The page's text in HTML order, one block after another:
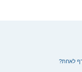
לאחת?